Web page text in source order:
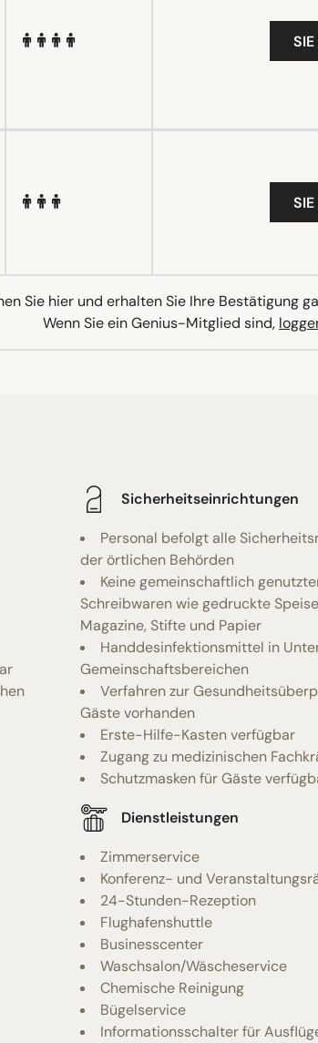
Sie hier und erhalten Sie Ihre Bestätigung
Wenn Sie ein Genius-Mitglied sind,
Sicherheitseinrichtungen
Personal befolgt alle
der örtlichen Behörden
Keine gemeinschaftlich
Schreibwaren wie gedruckte
Magazine, Stifte und Papier
Handdesinfektionsmittel in
Gemeinschaftsbereichen
Verfahren zur
Gäste vorhanden
Erste-Hilfe-Kasten verfügbar
Zugang zu medizinischen
Schutzmasken für Gäste
Dienstleistungen
Zimmerservice
Konferenz- und
24-Stunden-Rezeption
Flughafenshuttle
Businesscenter
Waschsalon/Wäscheservice
Chemische Reinigung
Bügelservice
Informationsschalter für